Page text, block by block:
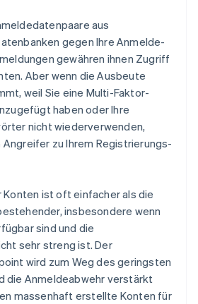
aus
gegen Ihre Anmelde-
gewähren ihnen Zugriff
Aber wenn die Ausbeute
weil Sie eine Multi-Faktor-
haben oder Ihre
nicht wiederverwenden,
zu Ihrem Registrierungs-
Konten ist oft einfacher als die
insbesondere wenn
sind und die
sehr streng ist. Der
wird zum Weg des geringsten
die Anmeldeabwehr verstärkt
massenhaft erstellte Konten für